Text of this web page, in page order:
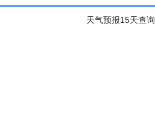
天气预报15天查询